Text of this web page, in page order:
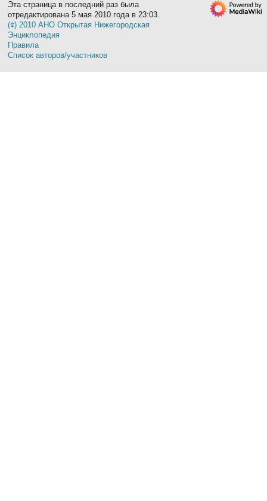
Эта страница в последний раз была
отредактирована 5 мая 2010 года в 23:03.
(¢) 2010 АНО Открытая Нижегородская
Энциклопедия
Правила
Список авторов/участников